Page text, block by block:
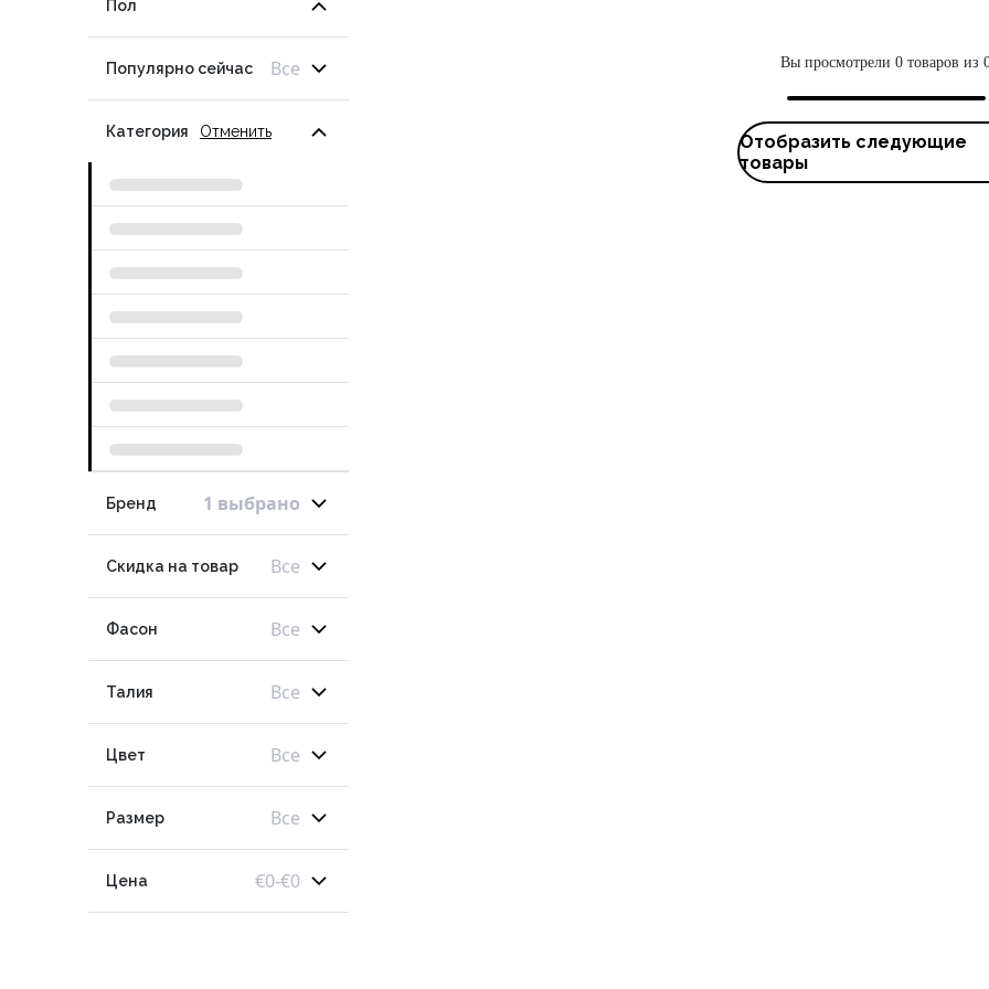
Пол
Популярно сейчас Все
Категория Отменить
Бренд 1 выбрано
Скидка на товар Все
Фасон Все
Талия Все
Цвет Все
Размер Все
Цена €0-€0
Вы просмотрели 0 товаров из
Отобразить следующие
товары